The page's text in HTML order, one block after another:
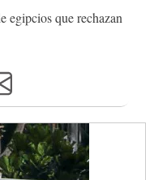
egipcios que rechazan